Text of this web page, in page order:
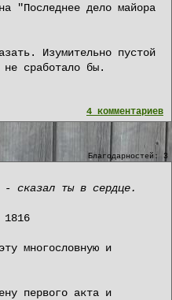
"Последнее дело майора
Изумительно пустой
сработало бы.
4 комментариев
Благодарностей: 3
сказал ты в сердце.
многословную и
первого акта и